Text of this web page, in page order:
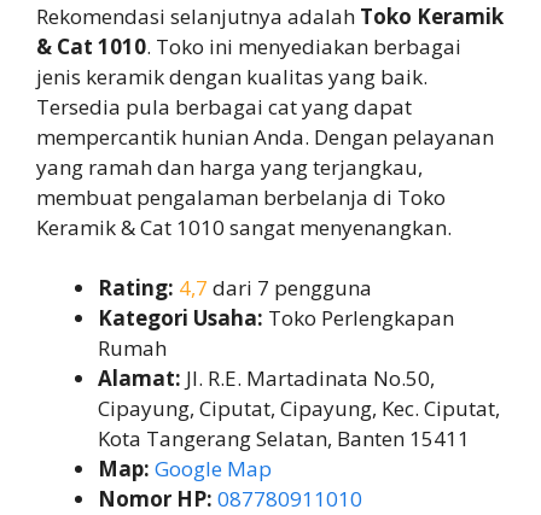
Rekomendasi selanjutnya adalah Toko Keramik
& Cat 1010. Toko ini menyediakan berbagai
jenis keramik dengan kualitas yang baik.
Tersedia pula berbagai cat yang dapat
mempercantik hunian Anda. Dengan pelayanan
yang ramah dan harga yang terjangkau,
membuat pengalaman berbelanja di Toko
Keramik & Cat 1010 sangat menyenangkan.
Rating: 4,7 dari 7 pengguna
Kategori Usaha: Toko Perlengkapan
Rumah
Alamat: Jl. R.E. Martadinata No.50,
Cipayung, Ciputat, Cipayung, Kec. Ciputat,
Kota Tangerang Selatan, Banten 15411
Map: Google Map
Nomor HP: 087780911010